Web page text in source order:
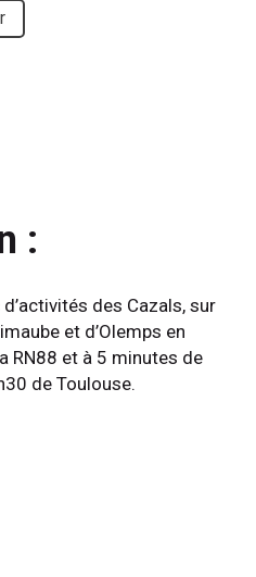
:
des Cazals, sur
et d’Olemps en
RN88 et à 5 minutes de
de Toulouse.